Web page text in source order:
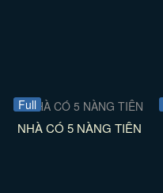
Full
NHÀ CÓ 5 NÀNG TIÊN